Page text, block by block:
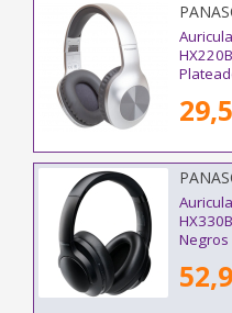
Negros